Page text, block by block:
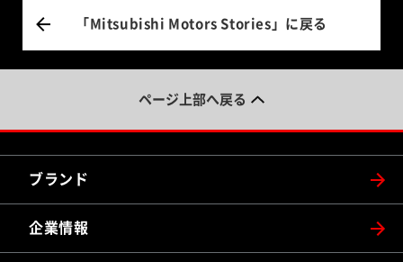
「Mitsubishi Motors Stories」に戻る
ページ上部へ戻る
ブランド
企業情報